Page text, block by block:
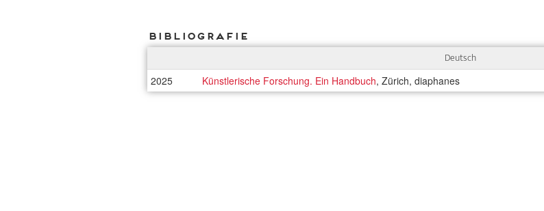
Bibliografie
Deutsch
2025 Künstlerische Forschung. Ein Handbuch, Zürich, diaphanes